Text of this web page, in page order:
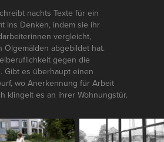
nachts Texte für ein
ins Denken, indem sie ihr
vergleicht,
abgebildet hat.
gegen die
Gibt es überhaupt einen
wo Anerkennung für Arbeit
klingelt es an ihrer Wohnungstür.